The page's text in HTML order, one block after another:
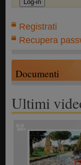
Registrati
Recupera
Documenti
Ultimi